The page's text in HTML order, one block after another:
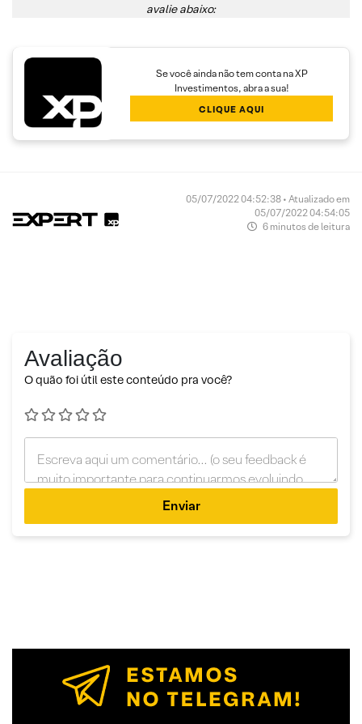
avalie abaixo:
Se você ainda não tem conta na XP
Investimentos, abra a sua!
CLIQUE AQUI
05/07/2022 04:52:38 • Atualizado em
05/07/2022 04:54:05
6 minutos de leitura
Avaliação
O quão foi útil este conteúdo pra você?
Enviar